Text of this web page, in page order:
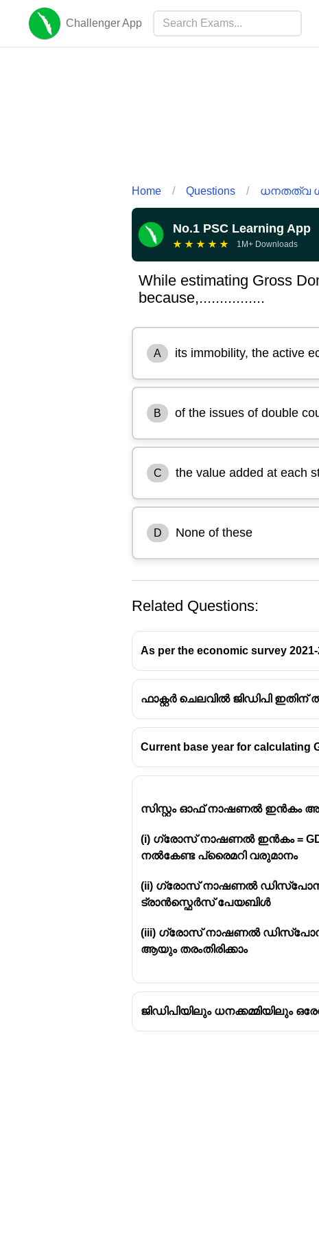
Challenger App
Home / Questions / ധനതത്വ
No.1 PSC Learning App
★ ★ ★ ★ ★ 1M+ Downloads
While estimating Gross
because,................
A its immobility, the active
B of the issues of double
C the value added at each
D None of these
Related Questions:
As per the economic survey
ഫാക്റ്റർ ചെലവിൽ ജിഡിപി
Current base year for calculating
സിസ്റ്റം ഓഫ് നാഷണൽ ഇൻകം
(i) ഗ്രോസ് നാഷണൽ ഇൻകം =
നൽകേണ്ട പ്രൈമറി വരുമാനം
(ii) ഗ്രോസ് നാഷണൽ
ട്രാൻസ്ഫെർസ് പേയബിൾ
(iii) ഗ്രോസ് നാഷണൽ
ആയും തരംതിരിക്കാം
ജിഡിപിയിലും ധനക്കമ്മിയിലും